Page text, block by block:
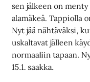
sen jälkeen on
alamäkeä. Tappiolla
Nyt jää nähtäväksi,
uskaltavat jälleen
normaaliin tapaan.
15.1. saakka.